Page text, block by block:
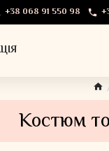
+38 068 91 550 98
Костюм